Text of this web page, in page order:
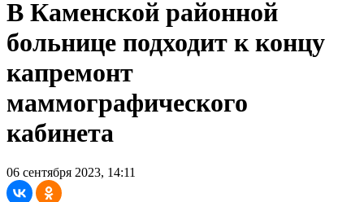
В Каменской районной
больнице подходит к концу
капремонт
маммографического
кабинета
06 сентября 2023, 14:11